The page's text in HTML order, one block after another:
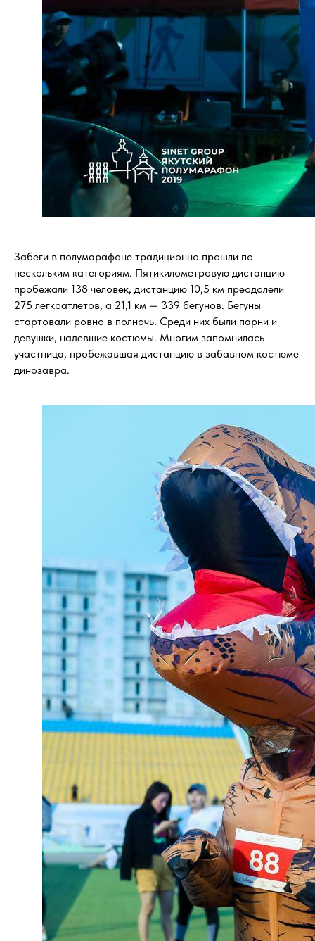
Забеги в полумарафоне традиционно прошли по
нескольким категориям. Пятикилометровую дистанцию
пробежали 138 человек, дистанцию 10,5 км преодолели
275 легкоатлетов, а 21,1 км — 339 бегунов. Бегуны
стартовали ровно в полночь. Среди них были парни и
девушки, надевшие костюмы. Многим запомнилась
участница, пробежавшая дистанцию в забавном костюме
динозавра.